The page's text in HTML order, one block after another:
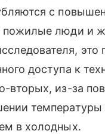
с
пожилые люди и
это
доступа к
вторых, из-за
в холодных.